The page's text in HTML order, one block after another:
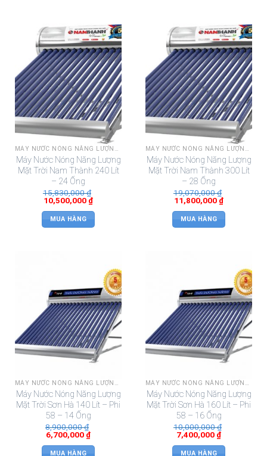
Máy Nước Nóng Năng Lượng
Mặt Trời Nam Thành 240 Lít
– 24 Ống
15,830,000₫
10,500,000 ₫
MUA HÀNG
Máy Nước Nóng Năng Lượng
Mặt Trời Nam Thành 300 Lít
– 28 Ống
19,070,000₫
11,800,000 ₫
MUA HÀNG
Máy Nước Nóng Năng Lượng
Mặt Trời Sơn Hà 140 Lít – Phi
58 – 14 Ống
8,900,000₫
6,700,000 ₫
MUA HÀNG
Máy Nước Nóng Năng Lượng
Mặt Trời Sơn Hà 160 Lít – Phi
58 – 16 Ống
10,000,000₫
7,400,000 ₫
MUA HÀNG